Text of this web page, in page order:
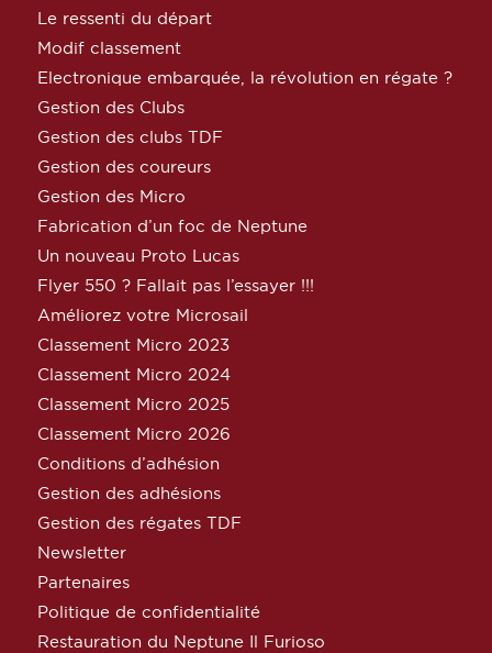
Le ressenti du départ
Modif classement
Electronique embarquée, la révolution en régate ?
Gestion des Clubs
Gestion des clubs TDF
Gestion des coureurs
Gestion des Micro
Fabrication d’un foc de Neptune
Un nouveau Proto Lucas
Flyer 550 ? Fallait pas l’essayer !!!
Améliorez votre Microsail
Classement Micro 2023
Classement Micro 2024
Classement Micro 2025
Classement Micro 2026
Conditions d’adhésion
Gestion des adhésions
Gestion des régates TDF
Newsletter
Partenaires
Politique de confidentialité
Restauration du Neptune Il Furioso